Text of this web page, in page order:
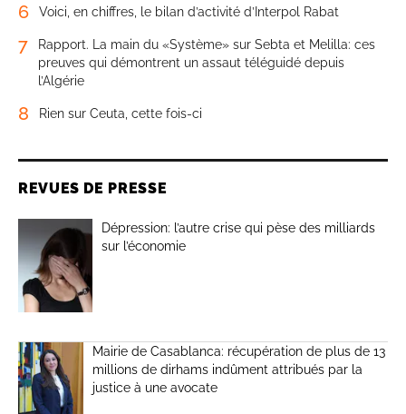
6 Voici, en chiffres, le bilan d’activité d’Interpol Rabat
7
Rapport. La main du «Système» sur Sebta et Melilla: ces
preuves qui démontrent un assaut téléguidé depuis
l’Algérie
8 Rien sur Ceuta, cette fois-ci
REVUES DE PRESSE
Dépression: l’autre crise qui pèse des milliards
sur l’économie
Mairie de Casablanca: récupération de plus de 13
millions de dirhams indûment attribués par la
justice à une avocate